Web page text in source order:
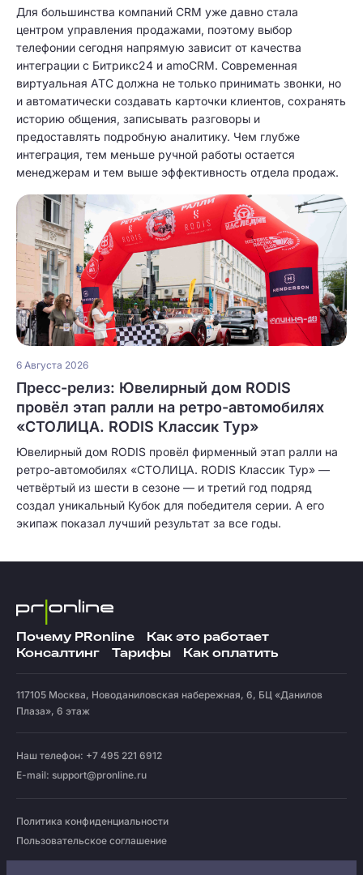
Для большинства компаний CRM уже давно стала
центром управления продажами, поэтому выбор
телефонии сегодня напрямую зависит от качества
интеграции с Битрикс24 и amoCRM. Современная
виртуальная АТС должна не только принимать звонки, но
и автоматически создавать карточки клиентов, сохранять
историю общения, записывать разговоры и
предоставлять подробную аналитику. Чем глубже
интеграция, тем меньше ручной работы остается
менеджерам и тем выше эффективность отдела продаж.
6 Августа 2026
Пресс-релиз: Ювелирный дом RODIS
провёл этап ралли на ретро-автомобилях
«СТОЛИЦА. RODIS Классик Тур»
Ювелирный дом RODIS провёл фирменный этап ралли на
ретро-автомобилях «СТОЛИЦА. RODIS Классик Тур» —
четвёртый из шести в сезоне — и третий год подряд
создал уникальный Кубок для победителя серии. А его
экипаж показал лучший результат за все годы.
Почему PRonline
Как это работает
Консалтинг
Тарифы Как оплатить
117105 Москва, Новоданиловская набережная, 6, БЦ «Данилов
Плаза», 6 этаж
Наш телефон: +7 495 221 6912
E-mail: support@pronline.ru
Политика конфиденциальности
Пользовательское соглашение